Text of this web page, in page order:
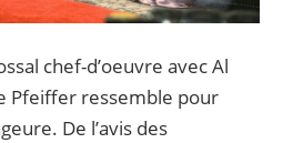
chef-d’oeuvre avec Al
Pfeiffer ressemble pour
De l’avis des